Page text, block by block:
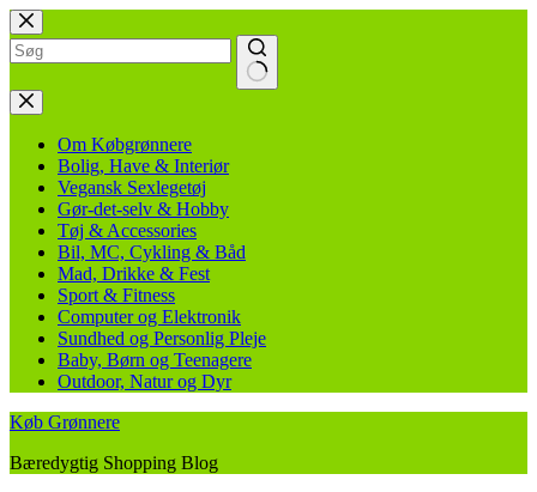
Fortsæt
til
indhold
Ingen
resultater
Om Købgrønnere
Bolig, Have & Interiør
Vegansk Sexlegetøj
Gør-det-selv & Hobby
Tøj & Accessories
Bil, MC, Cykling & Båd
Mad, Drikke & Fest
Sport & Fitness
Computer og Elektronik
Sundhed og Personlig Pleje
Baby, Børn og Teenagere
Outdoor, Natur og Dyr
Køb Grønnere
Bæredygtig Shopping Blog